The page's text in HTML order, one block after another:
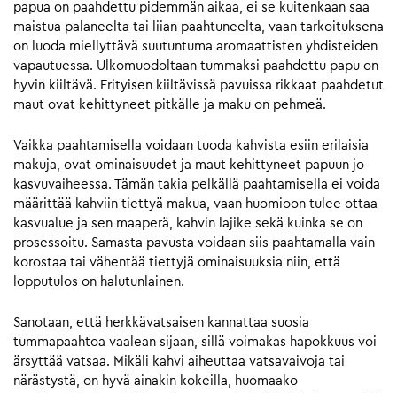
papua on paahdettu pidemmän aikaa, ei se kuitenkaan saa
maistua palaneelta tai liian paahtuneelta, vaan tarkoituksena
on luoda miellyttävä suutuntuma aromaattisten yhdisteiden
vapautuessa. Ulkomuodoltaan tummaksi paahdettu papu on
hyvin kiiltävä. Erityisen kiiltävissä pavuissa rikkaat paahdetut
maut ovat kehittyneet pitkälle ja maku on pehmeä.
Vaikka paahtamisella voidaan tuoda kahvista esiin erilaisia
makuja, ovat ominaisuudet ja maut kehittyneet papuun jo
kasvuvaiheessa. Tämän takia pelkällä paahtamisella ei voida
määrittää kahviin tiettyä makua, vaan huomioon tulee ottaa
kasvualue ja sen maaperä, kahvin lajike sekä kuinka se on
prosessoitu. Samasta pavusta voidaan siis paahtamalla vain
korostaa tai vähentää tiettyjä ominaisuuksia niin, että
lopputulos on halutunlainen.
Sanotaan, että herkkävatsaisen kannattaa suosia
tummapaahtoa vaalean sijaan, sillä voimakas hapokkuus voi
ärsyttää vatsaa. Mikäli kahvi aiheuttaa vatsavaivoja tai
närästystä, on hyvä ainakin kokeilla, huomaako